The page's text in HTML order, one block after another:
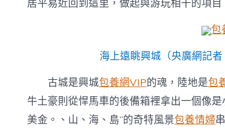
居平易近回到這里，做起與游玩相干的項目
包
海上遠眺興城（央廣網記者
古城是興城包養網VIP的魂，陸地是包
牛土豪則從悍馬車的後備箱裡拿出一個像
美金。、山、海、島”的奇特風景包養情婦